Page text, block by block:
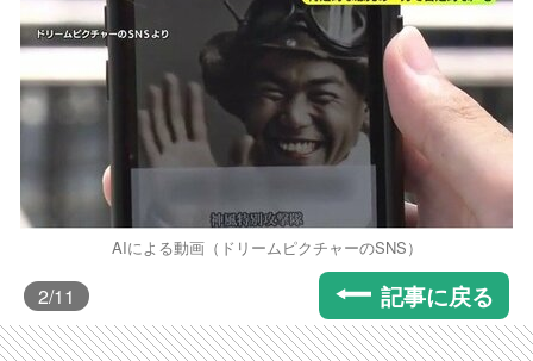
AIによる動画（ドリームピクチャーのSNS）
2/11 記事に戻る